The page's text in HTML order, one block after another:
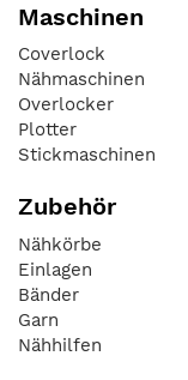
Maschinen
Coverlock
Nähmaschinen
Overlocker
Plotter
Stickmaschinen
Zubehör
Nähkörbe
Einlagen
Bänder
Garn
Nähhilfen